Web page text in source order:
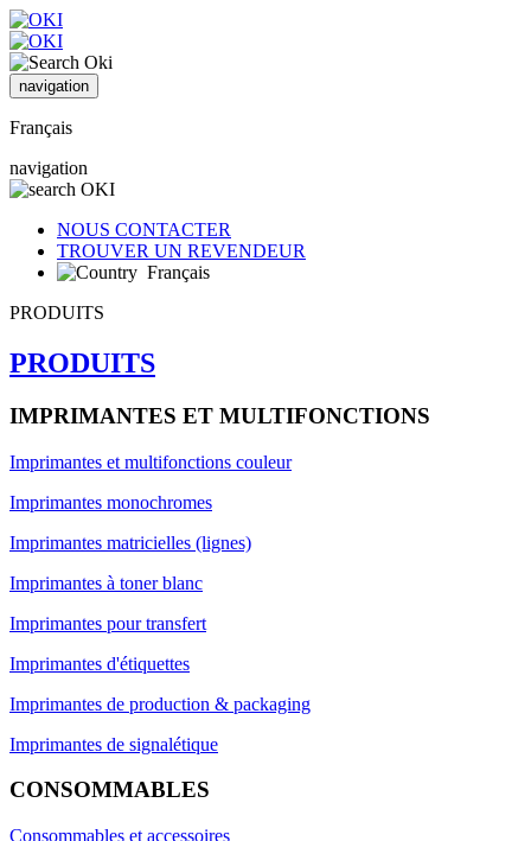
navigation
Français
navigation
NOUS CONTACTER
TROUVER UN REVENDEUR
Français
PRODUITS
PRODUITS
IMPRIMANTES ET MULTIFONCTIONS
Imprimantes et multifonctions couleur
Imprimantes monochromes
Imprimantes matricielles (lignes)
Imprimantes à toner blanc
Imprimantes pour transfert
Imprimantes d'étiquettes
Imprimantes de production & packaging
Imprimantes de signalétique
CONSOMMABLES
Consommables et accessoires